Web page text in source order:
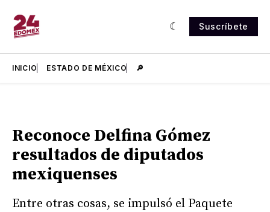
Suscríbete
INICIO ESTADO DE MÉXICO 🔎
Reconoce Delfina Gómez
resultados de diputados
mexiquenses
Entre otras cosas, se impulsó el Paquete